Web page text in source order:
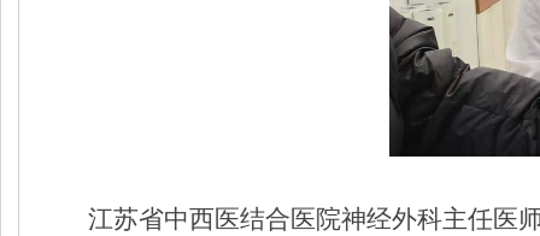
江苏省中西医结合医院神经外科主任医